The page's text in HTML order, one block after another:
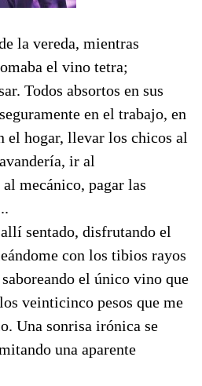
la vereda, mientras
el vino tetra;
Todos absortos en sus
en el trabajo, en
el hogar, llevar los chicos al
ir al
mecánico, pagar las
sentado, disfrutando el
con los tibios rayos
el único vino que
veinticinco pesos que me
Una sonrisa irónica se
una aparente